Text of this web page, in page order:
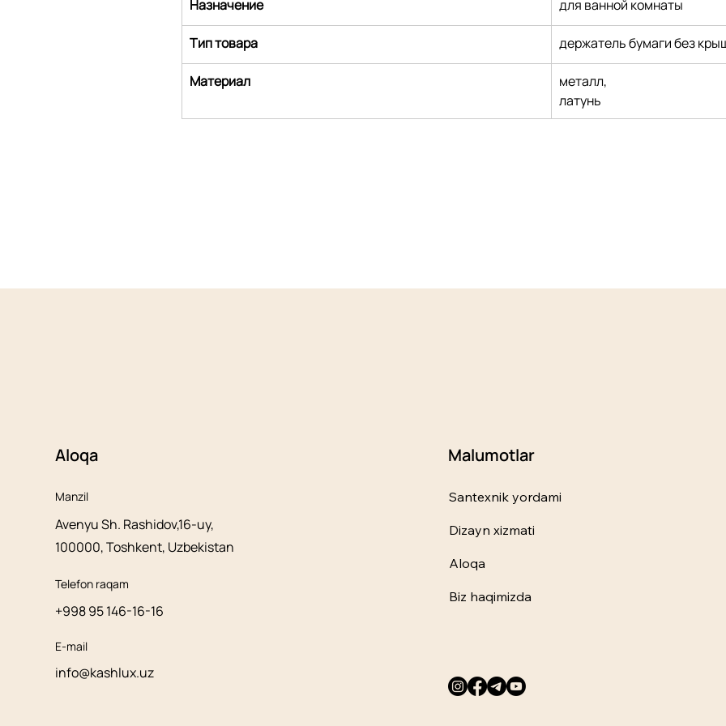
Назначение для ванной комнаты
Тип товара держатель бумаги без
Материал
металл,
латунь
Aloqa
Manzil
Avenyu Sh. Rashidov,16-uy,
100000, Toshkent, Uzbekistan
Telefon raqam
+998 95 146-16-16
E-mail
info@kashlux.uz
Malumotlar
Santexnik yordami
Dizayn xizmati
Aloqa
Biz haqimizda